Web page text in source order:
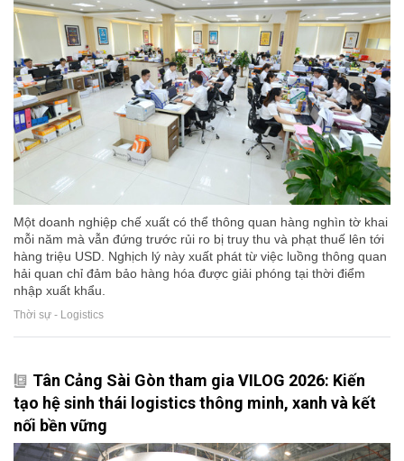
Một doanh nghiệp chế xuất có thể thông quan hàng nghìn tờ khai
mỗi năm mà vẫn đứng trước rủi ro bị truy thu và phạt thuế lên tới
hàng triệu USD. Nghịch lý này xuất phát từ việc luồng thông quan
hải quan chỉ đảm bảo hàng hóa được giải phóng tại thời điểm
nhập xuất khẩu.
Thời sự - Logistics
Tân Cảng Sài Gòn tham gia VILOG 2026: Kiến
tạo hệ sinh thái logistics thông minh, xanh và kết
nối bền vững